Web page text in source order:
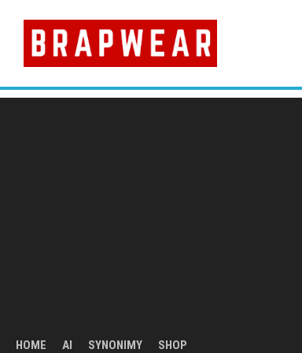
content
HOME AI SYNONIMY SHOP